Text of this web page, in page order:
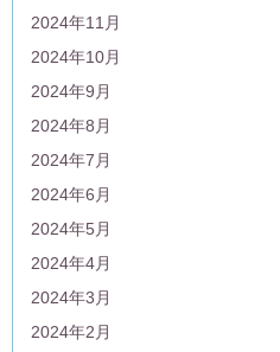
2024年11月
2024年10月
2024年9月
2024年8月
2024年7月
2024年6月
2024年5月
2024年4月
2024年3月
2024年2月